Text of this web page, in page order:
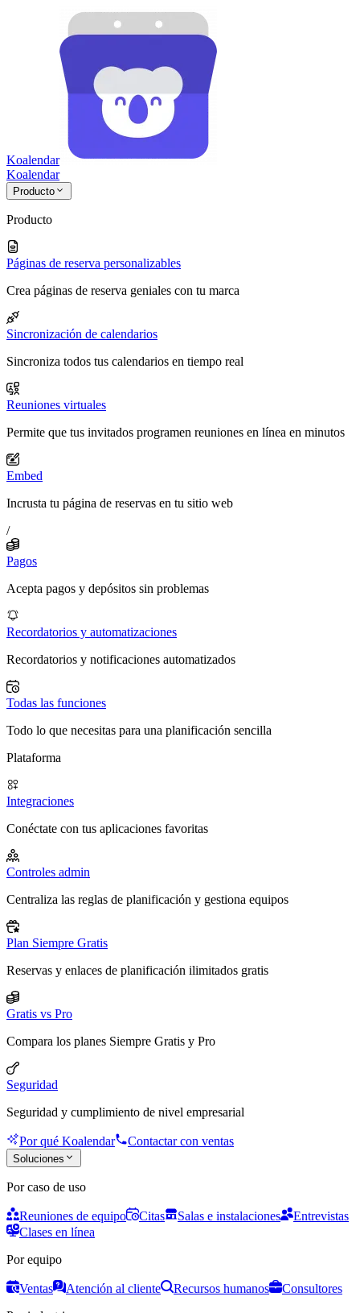
Koalendar
Koalendar
Producto
Producto
Páginas de reserva personalizables
Crea páginas de reserva geniales con tu marca
Sincronización de calendarios
Sincroniza todos tus calendarios en tiempo real
Reuniones virtuales
Permite que tus invitados programen reuniones en línea en minutos
Embed
Incrusta tu página de reservas en tu sitio web
/
Pagos
Acepta pagos y depósitos sin problemas
Recordatorios y automatizaciones
Recordatorios y notificaciones automatizados
Todas las funciones
Todo lo que necesitas para una planificación sencilla
Plataforma
Integraciones
Conéctate con tus aplicaciones favoritas
Controles admin
Centraliza las reglas de planificación y gestiona equipos
Plan Siempre Gratis
Reservas y enlaces de planificación ilimitados gratis
Gratis vs Pro
Compara los planes Siempre Gratis y Pro
Seguridad
Seguridad y cumplimiento de nivel empresarial
Por qué Koalendar Contactar con ventas
Soluciones
Por caso de uso
Reuniones de equipo Citas Salas e instalaciones
Entrevistas
Clases en línea
Por equipo
Ventas Atención al cliente Recursos humanos
Consultores